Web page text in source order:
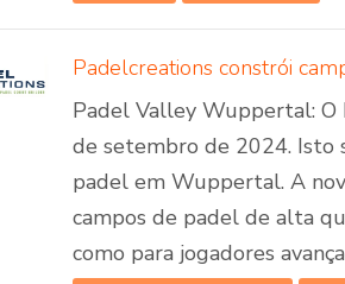
Padel Valley Wuppertal:
de setembro de 2024. Isto
padel em Wuppertal. A
campos de padel de alta
como para jogadores